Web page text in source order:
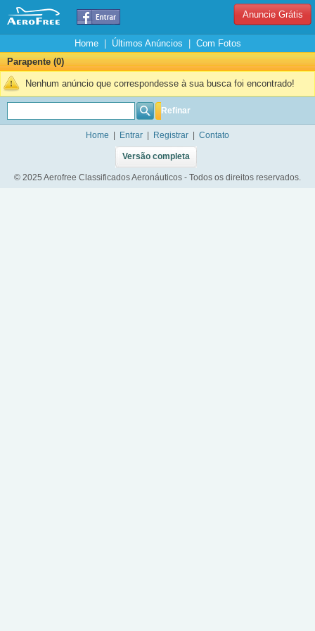
Anuncie Grátis
Home| Últimos Anúncios
Com Fotos
Parapente (0)
Nenhum anúncio que correspondesse à sua busca foi encontrado!
Refinar
Home Entrar Registrar Contato
Versão completa
© 2025 Aerofree Classificados Aeronáuticos - Todos os direitos reservados.